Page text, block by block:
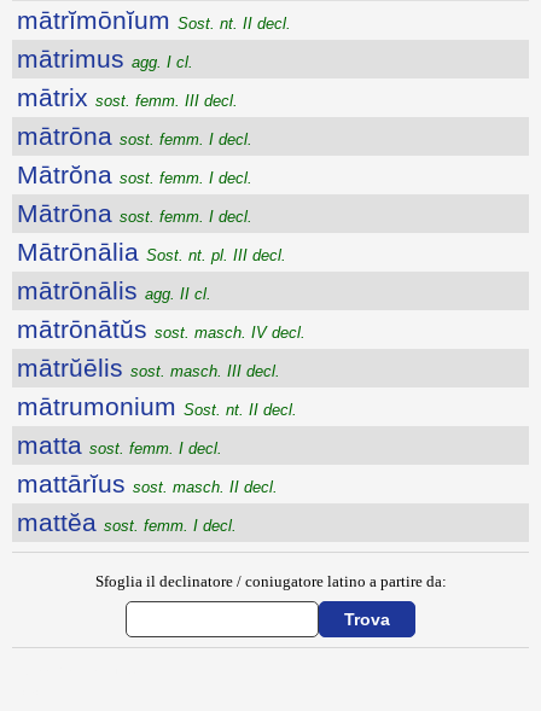
mātrĭmōnĭum Sost. nt. II decl.
mātrimus agg. I cl.
mātrix sost. femm. III decl.
mātrōna sost. femm. I decl.
Mātrŏna sost. femm. I decl.
Mātrōna sost. femm. I decl.
Mātrōnālia Sost. nt. pl. III decl.
mātrōnālis agg. II cl.
mātrōnātŭs sost. masch. IV decl.
mātrŭēlis sost. masch. III decl.
mātrumonium Sost. nt. II decl.
matta sost. femm. I decl.
mattārĭus sost. masch. II decl.
mattĕa sost. femm. I decl.
Sfoglia il declinatore / coniugatore latino a partire da: